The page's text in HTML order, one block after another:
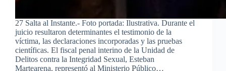
27 Salta al Instante.- Foto portada: Ilustrativa. Durante el
juicio resultaron determinantes el testimonio de la
víctima, las declaraciones incorporadas y las pruebas
científicas. El fiscal penal interino de la Unidad de
Delitos contra la Integridad Sexual, Esteban
Martearena, representó al Ministerio Público…